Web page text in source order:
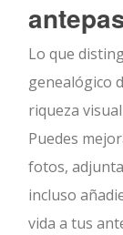
Lo que
genealógico
riqueza
Puedes
fotos,
incluso
vida a tus